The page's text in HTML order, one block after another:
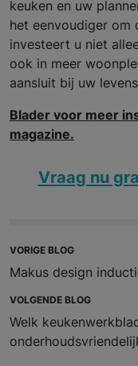
keuken en uw
het eenvoudiger om
investeert u niet
ook in meer
aansluit bij uw
Blader voor meer
magazine.
Vraag nu
VORIGE BLOG
Makus design
VOLGENDE BLOG
Welk